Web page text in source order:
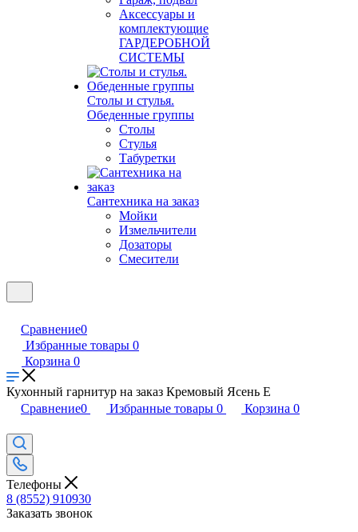
Аксессуары и
комплектующие
ГАРДЕРОБНОЙ
СИСТЕМЫ
Столы и стулья.
Обеденные группы
Столы
Стулья
Табуретки
Сантехника на заказ
Мойки
Измельчители
Дозаторы
Смесители
Сравнение0
Избранные товары 0
Корзина 0
Кухонный гарнитур на заказ Кремовый Ясень Е
Сравнение0 Избранные товары 0 Корзина 0
Телефоны
8 (8552) 910930
Заказать звонок